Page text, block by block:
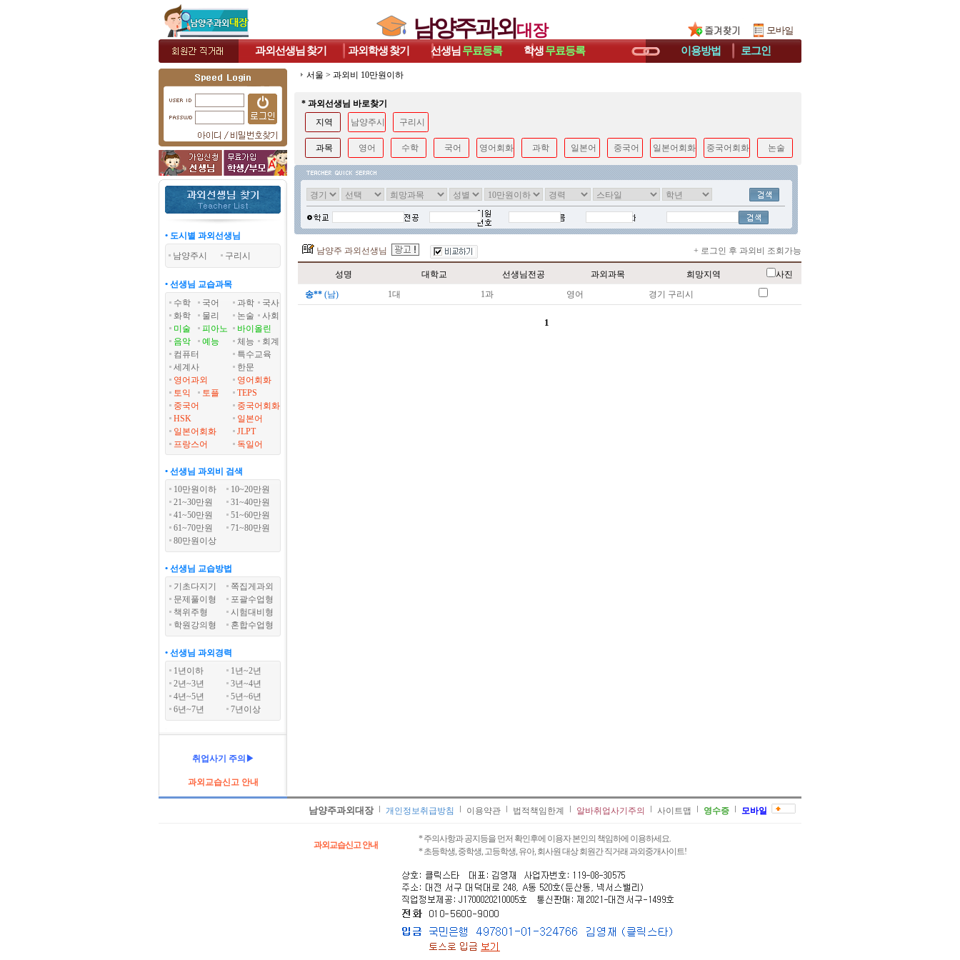
남양주과외대장
과외선생님 찾기 과외학생찾기 선생님 무료등록 학생무료등록 이용방법 로그인
• 도시별 과외선생님
남양주시
구리시
• 선생님 교습과목
수학
국어 과학
국사
화학
물리 논술
사회
미술
피아노
바이올린
음악
예능 체능
회계
컴퓨터
특수교육
세계사
한문
영어과외
영어회화
토익
토플
TEPS
중국어
중국어회화
HSK
일본어
일본어회화
JLPT
프랑스어
독일어
• 선생님 과외비 검색
10만원이하
10~20만원
21~30만원
31~40만원
41~50만원
51~60만원
61~70만원
71~80만원
80만원이상
• 선생님 교습방법
기초다지기
쪽집게과외
문제풀이형
포괄수업형
책위주형
시험대비형
학원강의형
혼합수업형
• 선생님 과외경력
1년이하
1년~2년
2년~3년
3년~4년
4년~5년
5년~6년
6년~7년
7년이상
취업사기 주의▶
과외교습신고 안내
서울 > 과외비 10만원이하
* 과외선생님 바로찾기
지역
남양주시 구리시
과목 영어 수학 국어 영어회화 과학 일본어 중국어 일본어회화 중국어회화 논술
남양주 과외선생님 + 로그인 후 과외비 조회가능
성명 대학교 선생님전공 과외과목 희망지역
사진
송** (남) 1대 1과 영어 경기 구리시
1
남양주과외대장 개인정보취급방침 이용약관 법적책임한계 알바취업사기주의 사이트맵 영수증 모바일
과외교습신고 안내
* 주의사항과 공지등을 먼저 확인후에 이용자 본인의 책임하에 이용하세요.
* 초등학생, 중학생, 고등학생, 유아, 회사원 대상 회원간 직거래 과외중개사이트!